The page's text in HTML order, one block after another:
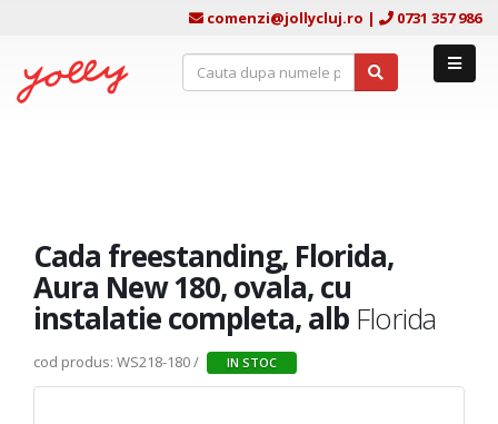
comenzi@jollycluj.ro | 0731 357 986
Cada freestanding, Florida,
Aura New 180, ovala, cu
instalatie completa, alb Florida
cod produs: WS218-180 / IN STOC